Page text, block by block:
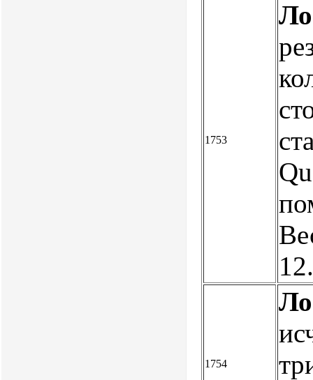
1753
1754